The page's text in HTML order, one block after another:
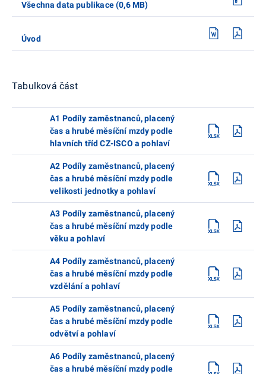
Všechna data publikace (0,6 MB)
Úvod
Tabulková část
A1 Podíly zaměstnanců, placený
čas a hrubé měsíční mzdy podle
hlavních tříd CZ-ISCO a pohlaví
A2 Podíly zaměstnanců, placený
čas a hrubé měsíční mzdy podle
velikosti jednotky a pohlaví
A3 Podíly zaměstnanců, placený
čas a hrubé měsíční mzdy podle
věku a pohlaví
A4 Podíly zaměstnanců, placený
čas a hrubé měsíční mzdy podle
vzdělání a pohlaví
A5 Podíly zaměstnanců, placený
čas a hrubé měsíční mzdy podle
odvětví a pohlaví
A6 Podíly zaměstnanců, placený
čas a hrubé měsíční mzdy podle